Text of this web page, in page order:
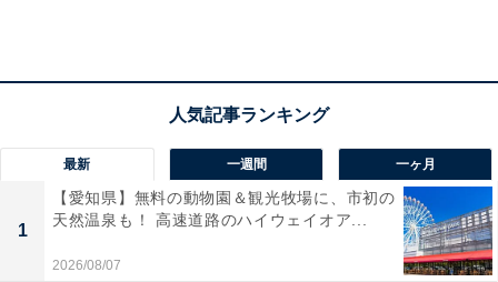
打ち合わせをしないで、いきなり次の行程に進むこと。
クリエイティブやプレゼンだけでなく、その下準備や意
最新 一週間 一ヶ月
1
【愛知県】無料の動物園＆観光牧場に、市初の
天然温泉も！ 高速道路のハイウェイオア...
2026/08/07